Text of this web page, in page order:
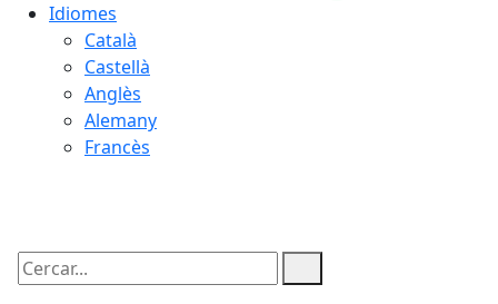
Idiomes
Català
Castellà
Anglès
Alemany
Francès
Cercar: